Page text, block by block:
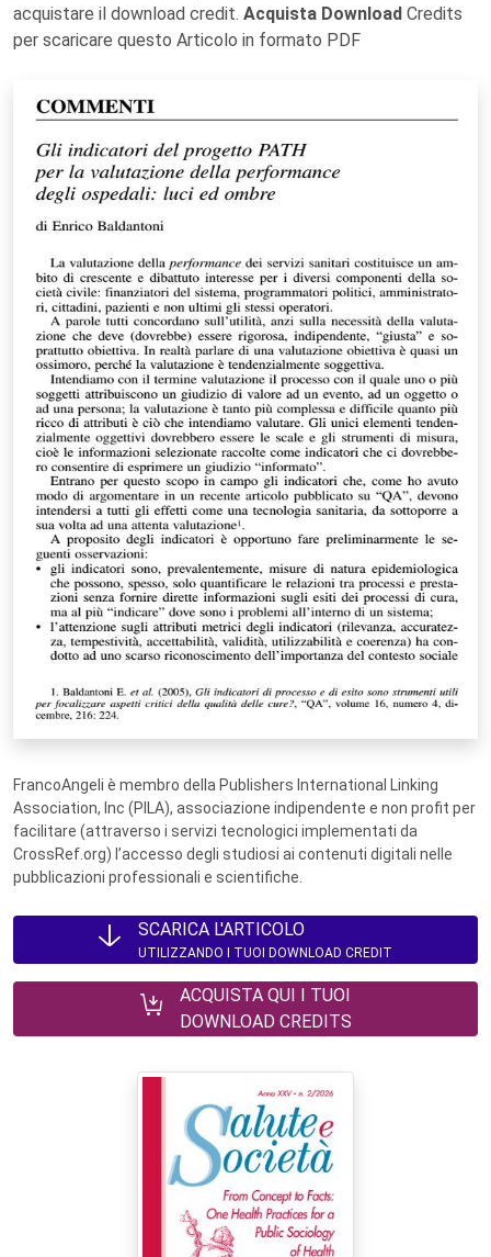
acquistare il download credit. Acquista Download Credits
per scaricare questo Articolo in formato PDF
FrancoAngeli è membro della Publishers International Linking
Association, Inc (PILA), associazione indipendente e non profit per
facilitare (attraverso i servizi tecnologici implementati da
CrossRef.org) l’accesso degli studiosi ai contenuti digitali nelle
pubblicazioni professionali e scientifiche.
SCARICA L'ARTICOLO
UTILIZZANDO I TUOI DOWNLOAD CREDIT
ACQUISTA QUI I TUOI
DOWNLOAD CREDITS